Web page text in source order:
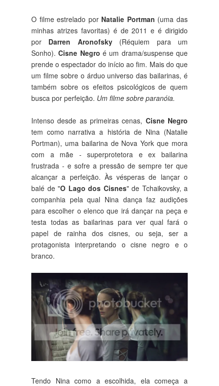
O filme estrelado por Natalie Portman (uma das
minhas atrizes favoritas) é de 2011 e é dirigido
por Darren Aronofsky(Réquiem para um
Sonho).Cisne Negro é um drama/suspense que
prende o espectador do início ao fim. Mais do que
um filme sobre o árduo universo das bailarinas, é
também sobre os efeitos psicológicos de quem
busca por perfeição. Um filme sobre paranóia.
Intenso desde as primeiras cenas, Cisne Negro
tem como narrativa a história de Nina (Natalie
Portman), uma bailarina de Nova York que mora
com a mãe - superprotetora e ex bailarina
frustrada - e sofre a pressão de sempre ter que
alcançar a perfeição. Às vésperas de lançar o
balé de "O Lago dos Cisnes" de Tchaikovsky, a
companhia pela qual Nina dança faz audições
para escolher o elenco que irá dançar na peça e
testa todas as bailarinas para ver qual fará o
papel de rainha dos cisnes, ou seja, ser a
protagonista interpretando o cisne negro e o
branco.
Tendo Nina como a escolhida, ela começa a